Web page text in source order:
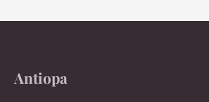
Antiopa